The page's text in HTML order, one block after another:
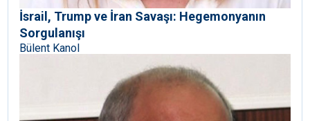
İsrail, Trump ve İran Savaşı: Hegemonyanın
Sorgulanışı
Bülent Kanol